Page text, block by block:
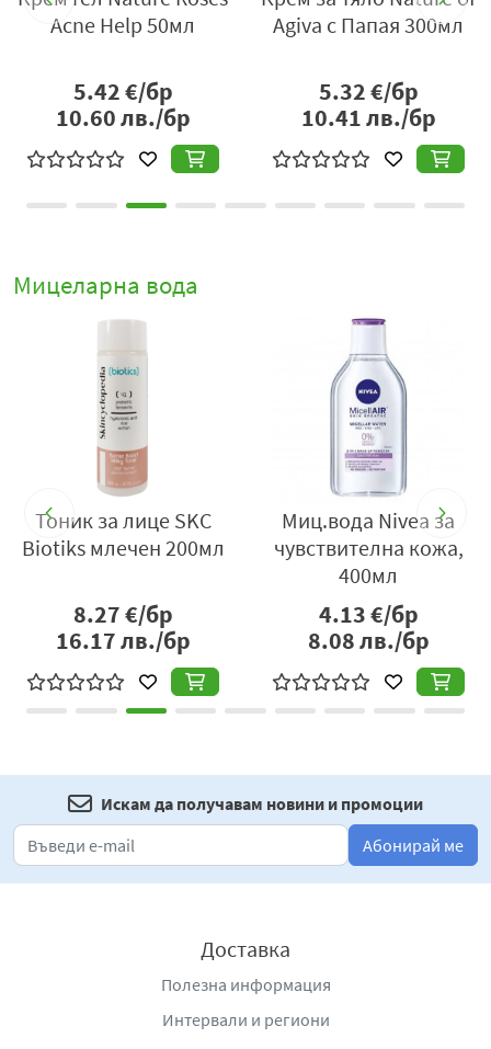
Производител: „Агива“ ООД, гр. Варна, Аксаково,
Логистична база Alpha Logistics, тел: +359 52 599922, e-
Acne Help 50мл
5.42€/бр
10.60лв./бр
Agiva с Папая 300мл
5.32€/бр
10.41лв./бр
Мицеларна вода
Тоник за лице SKC
Biotiks млечен 200мл
8.27€/бр
16.17лв./бр
Миц.вода Nivea за
чувствителна кожа,
400мл
4.13€/бр
8.08лв./бр
Искам да получавам новини и промоции
Абонирай ме
Доставка
Полезна информация
Интервали и региони